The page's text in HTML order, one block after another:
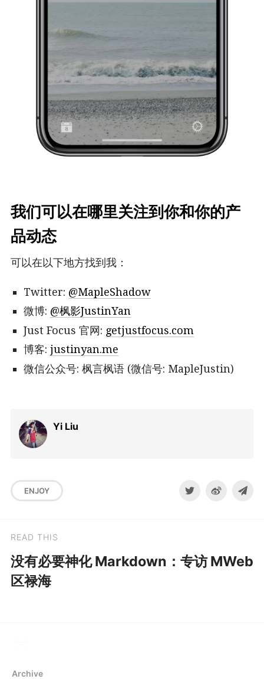
我们可以在哪里关注到你和你的产
品动态
可以在以下地方找到我：
Twitter: @MapleShadow
微博: @枫影JustinYan
Just Focus 官网: getjustfocus.com
博客: justinyan.me
微信公众号: 枫言枫语 (微信号: MapleJustin)
Yi Liu
ENJOY
READ THIS
没有必要神化 Markdown：专访 MWeb
区禄海
Archive